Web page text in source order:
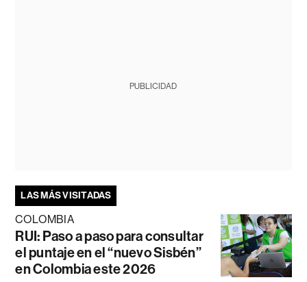
PUBLICIDAD
LAS MÁS VISITADAS
COLOMBIA
RUI: Paso a paso para consultar
el puntaje en el “nuevo Sisbén”
en Colombia este 2026